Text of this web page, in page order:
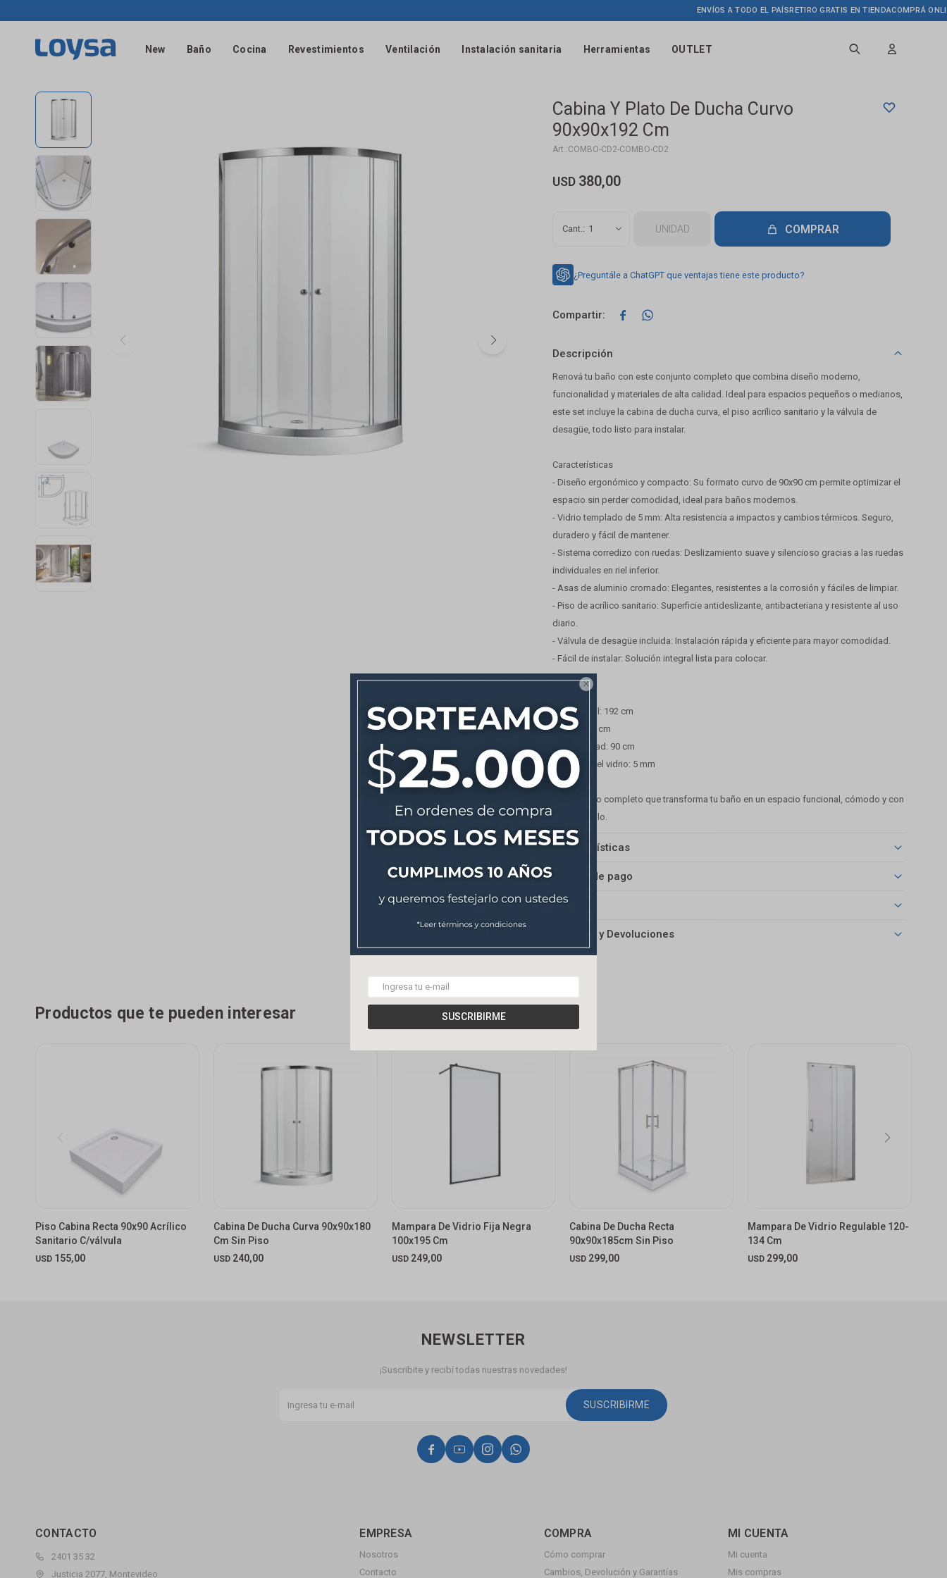

SUSCRIBIRME
New Baño Cocina Revestimientos Ventilación Instalación sanitaria Herramientas OUTLET
ENVÍOS A TODO EL PAÍS RETIRO GRATIS EN TIENDACOMPRÁ ONLINE
Cabina Y Plato De Ducha Curvo
90x90x192 Cm
COMBO-CD2-COMBO-CD2
USD 380,00
1 UNIDAD COMPRAR
¿Preguntále a ChatGPT que ventajas tiene este producto?
 
Descripción
Renová tu baño con este conjunto completo que combina diseño moderno,
funcionalidad y materiales de alta calidad. Ideal para espacios pequeños o medianos,
este set incluye la cabina de ducha curva, el piso acrílico sanitario y la válvula de
desagüe, todo listo para instalar.
Características
- Diseño ergonómico y compacto: Su formato curvo de 90x90 cm permite optimizar el
espacio sin perder comodidad, ideal para baños modernos.
- Vidrio templado de 5 mm: Alta resistencia a impactos y cambios térmicos. Seguro,
duradero y fácil de mantener.
- Sistema corredizo con ruedas: Deslizamiento suave y silencioso gracias a las ruedas
individuales en riel inferior.
- Asas de aluminio cromado: Elegantes, resistentes a la corrosión y fáciles de limpiar.
- Piso de acrílico sanitario: Superficie antideslizante, antibacteriana y resistente al uso
diario.
- Válvula de desagüe incluida: Instalación rápida y eficiente para mayor comodidad.
- Fácil de instalar: Solución integral lista para colocar.
Medidas
-Altura total: 192 cm
-Ancho: 90 cm
-Profundidad: 90 cm
-Espesor del vidrio: 5 mm
Un conjunto completo que transforma tu baño en un espacio funcional, cómodo y con
mucho estilo.
Características
Medios de pago
Envíos
Cambios y Devoluciones
Productos que te pueden interesar
Piso Cabina Recta 90x90 Acrílico
Sanitario C/válvula
USD 155,00
Cabina De Ducha Curva 90x90x180
Cm Sin Piso
USD 240,00
Mampara De Vidrio Fija Negra
100x195 Cm
USD 249,00
Cabina De Ducha Recta
90x90x185cm Sin Piso
USD 299,00
Mampara De Vidrio Regulable 120-
134 Cm
USD 299,00
CONTACTO
2401 35 32
Justicia 2077, Montevideo
EMPRESA
Nosotros
Contacto
COMPRA
Cómo comprar
Cambios, Devolución y Garantías
MI CUENTA
Mi cuenta
Mis compras
NEWSLETTER
¡Suscribite y recibí todas nuestras novedades!
SUSCRIBIRME
   